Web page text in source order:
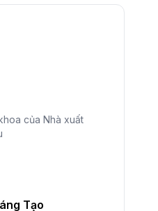
của Nhà xuất
Tạo